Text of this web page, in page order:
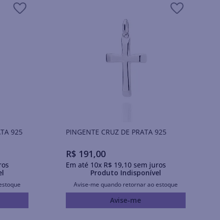
925 PINGENTE CRUZ DE PRATA 925
R$ 191,00
Em até 10x R$ 19,10sem juros
Produto Indisponível
Avise-me quando retornar ao estoque
Avise-me